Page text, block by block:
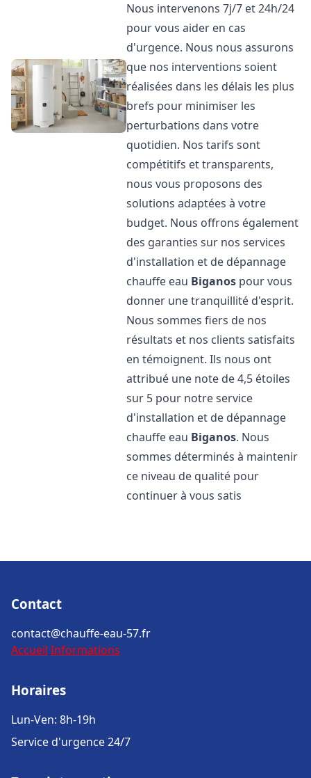
Nous intervenons 7j/7 et 24h/24
pour vous aider en cas
d'urgence. Nous nous assurons
que nos interventions soient
réalisées dans les délais les plus
brefs pour minimiser les
perturbations dans votre
quotidien. Nos tarifs sont
compétitifs et transparents,
nous vous proposons des
solutions adaptées à votre
budget. Nous offrons également
des garanties sur nos services
d'installation et de dépannage
chauffe eau Biganos pour vous
donner une tranquillité d'esprit.
Nous sommes fiers de nos
résultats et nos clients satisfaits
en témoignent. Ils nous ont
attribué une note de 4,5 étoiles
sur 5 pour notre service
d'installation et de dépannage
chauffe eau Biganos. Nous
sommes déterminés à maintenir
ce niveau de qualité pour
continuer à vous satis
Contact
contact@chauffe-eau-57.fr
Accueil Informations
Horaires
Lun-Ven: 8h-19h
Service d'urgence 24/7